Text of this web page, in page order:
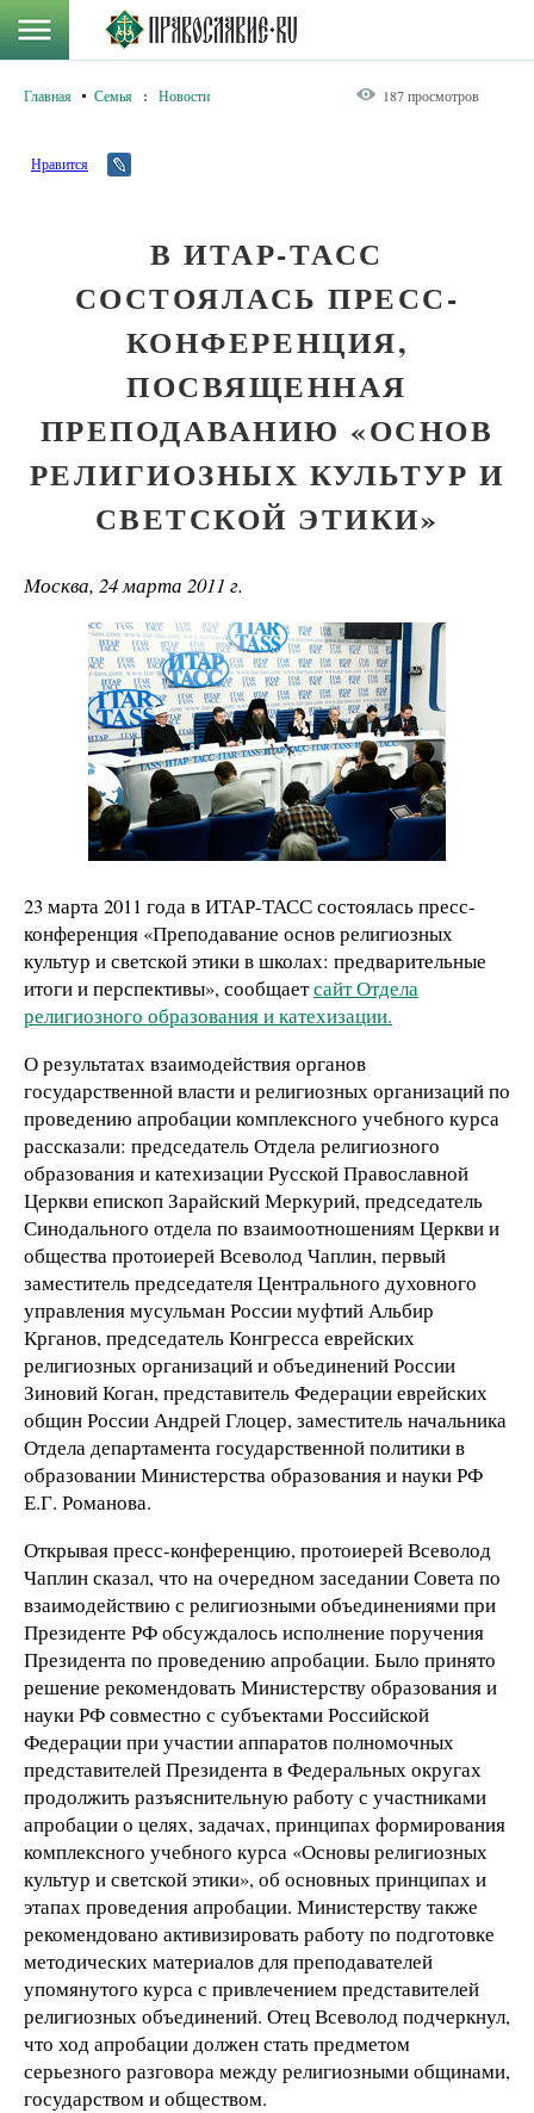
Главная Семья : Новости 187 просмотров
Нравится
В ИТАР-ТАСС
СОСТОЯЛАСЬ ПРЕСС-
КОНФЕРЕНЦИЯ,
ПОСВЯЩЕННАЯ
ПРЕПОДАВАНИЮ «ОСНОВ
РЕЛИГИОЗНЫХ КУЛЬТУР И
СВЕТСКОЙ ЭТИКИ»
Москва, 24 марта 2011 г.
23 марта 2011 года в ИТАР-ТАСС состоялась пресс-
конференция «Преподавание основ религиозных
культур и светской этики в школах: предварительные
итоги и перспективы», сообщаетсайт Отдела
религиозного образования и катехизации.
О результатах взаимодействия органов
государственной власти и религиозных организаций по
проведению апробации комплексного учебного курса
рассказали: председатель Отдела религиозного
образования и катехизации Русской Православной
Церкви епископ Зарайский Меркурий, председатель
Синодального отдела по взаимоотношениям Церкви и
общества протоиерей Всеволод Чаплин, первый
заместитель председателя Центрального духовного
управления мусульман России муфтий Альбир
Крганов, председатель Конгресса еврейских
религиозных организаций и объединений России
Зиновий Коган, представитель Федерации еврейских
общин России Андрей Глоцер, заместитель начальника
Отдела департамента государственной политики в
образовании Министерства образования и науки РФ
Е.Г. Романова.
Открывая пресс-конференцию, протоиерей Всеволод
Чаплин сказал, что на очередном заседании Совета по
взаимодействию с религиозными объединениями при
Президенте РФ обсуждалось исполнение поручения
Президента по проведению апробации. Было принято
решение рекомендовать Министерству образования и
науки РФ совместно с субъектами Российской
Федерации при участии аппаратов полномочных
представителей Президента в Федеральных округах
продолжить разъяснительную работу с участниками
апробации о целях, задачах, принципах формирования
комплексного учебного курса «Основы религиозных
культур и светской этики», об основных принципах и
этапах проведения апробации. Министерству также
рекомендовано активизировать работу по подготовке
методических материалов для преподавателей
упомянутого курса с привлечением представителей
религиозных объединений. Отец Всеволод подчеркнул,
что ход апробации должен стать предметом
серьезного разговора между религиозными общинами,
государством и обществом.